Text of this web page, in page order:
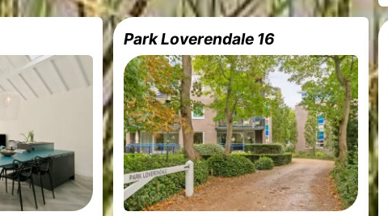
Park Loverendale 16